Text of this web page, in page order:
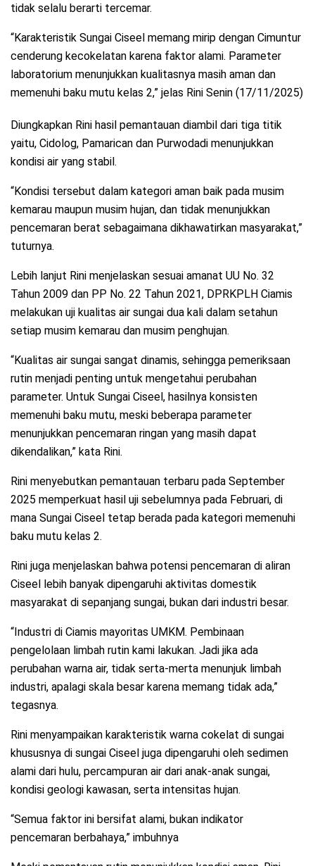
tidak selalu berarti tercemar.
“Karakteristik Sungai Ciseel memang mirip dengan Cimuntur
cenderung kecokelatan karena faktor alami. Parameter
laboratorium menunjukkan kualitasnya masih aman dan
memenuhi baku mutu kelas 2,” jelas Rini Senin (17/11/2025)
Diungkapkan Rini hasil pemantauan diambil dari tiga titik
yaitu, Cidolog, Pamarican dan Purwodadi menunjukkan
kondisi air yang stabil.
“Kondisi tersebut dalam kategori aman baik pada musim
kemarau maupun musim hujan, dan tidak menunjukkan
pencemaran berat sebagaimana dikhawatirkan masyarakat,”
tuturnya.
Lebih lanjut Rini menjelaskan sesuai amanat UU No. 32
Tahun 2009 dan PP No. 22 Tahun 2021, DPRKPLH Ciamis
melakukan uji kualitas air sungai dua kali dalam setahun
setiap musim kemarau dan musim penghujan.
“Kualitas air sungai sangat dinamis, sehingga pemeriksaan
rutin menjadi penting untuk mengetahui perubahan
parameter. Untuk Sungai Ciseel, hasilnya konsisten
memenuhi baku mutu, meski beberapa parameter
menunjukkan pencemaran ringan yang masih dapat
dikendalikan,” kata Rini.
Rini menyebutkan pemantauan terbaru pada September
2025 memperkuat hasil uji sebelumnya pada Februari, di
mana Sungai Ciseel tetap berada pada kategori memenuhi
baku mutu kelas 2.
Rini juga menjelaskan bahwa potensi pencemaran di aliran
Ciseel lebih banyak dipengaruhi aktivitas domestik
masyarakat di sepanjang sungai, bukan dari industri besar.
“Industri di Ciamis mayoritas UMKM. Pembinaan
pengelolaan limbah rutin kami lakukan. Jadi jika ada
perubahan warna air, tidak serta-merta menunjuk limbah
industri, apalagi skala besar karena memang tidak ada,”
tegasnya.
Rini menyampaikan karakteristik warna cokelat di sungai
khususnya di sungai Ciseel juga dipengaruhi oleh sedimen
alami dari hulu, percampuran air dari anak-anak sungai,
kondisi geologi kawasan, serta intensitas hujan.
“Semua faktor ini bersifat alami, bukan indikator
pencemaran berbahaya,” imbuhnya